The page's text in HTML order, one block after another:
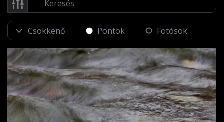
Pontok Fotósok